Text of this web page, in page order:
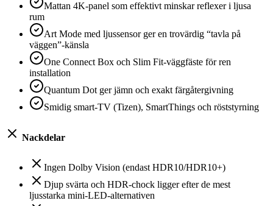
Mattan 4K‑panel som effektivt minskar reflexer i ljusa
rum
Art Mode med ljussensor ger en trovärdig “tavla på
väggen”-känsla
One Connect Box och Slim Fit‑väggfäste för ren
installation
Quantum Dot ger jämn och exakt färgåtergivning
Smidig smart‑TV (Tizen), SmartThings och röststyrning
Nackdelar
Ingen Dolby Vision (endast HDR10/HDR10+)
Djup svärta och HDR‑chock ligger efter de mest
ljusstarka mini‑LED‑alternativen